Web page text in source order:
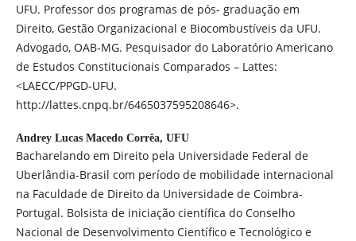
UFU. Professor dos programas de pós- graduação em
Direito, Gestão Organizacional e Biocombustíveis da UFU.
Advogado, OAB-MG. Pesquisador do Laboratório Americano
de Estudos Constitucionais Comparados – Lattes:
<LAECC/PPGD-UFU.
http://lattes.cnpq.br/6465037595208646>.
Andrey Lucas Macedo Corrêa, UFU
Bacharelando em Direito pela Universidade Federal de
Uberlândia-Brasil com período de mobilidade internacional
na Faculdade de Direito da Universidade de Coimbra-
Portugal. Bolsista de iniciação científica do Conselho
Nacional de Desenvolvimento Científico e Tecnológico e